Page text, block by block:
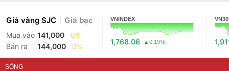
Giá vàng SJC Giá bạc
Mua vào 141,000
0%
Bán ra
144,000 0%
VNINDEX
1,768.06 0.19%
VN30
SỐNG